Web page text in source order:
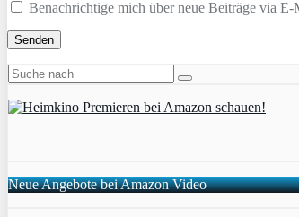
Benachrichtige mich über neue Beiträge via E-
Neue Angebote bei Amazon Video